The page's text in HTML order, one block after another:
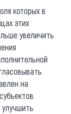
которых в
этих
увеличить
на